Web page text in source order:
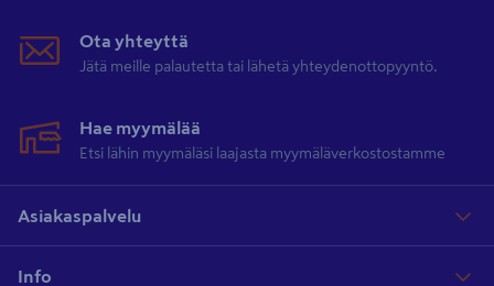
Ota yhteyttä
Jätä meille palautetta tai lähetä yhteydenottopyyntö.
Hae myymälää
Etsi lähin myymäläsi laajasta myymäläverkostostamme
Asiakaspalvelu
Info